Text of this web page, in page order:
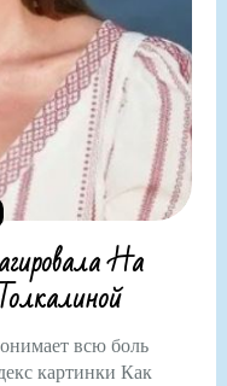
На
всю боль
картинки Как